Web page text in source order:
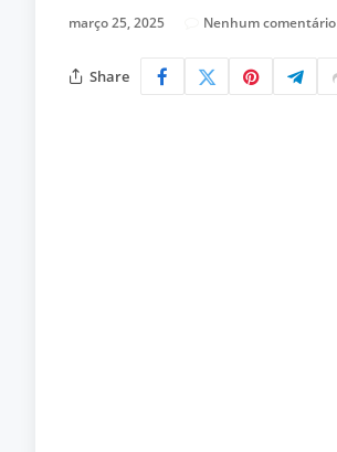
março 25, 2025 Nenhum comentário
Share